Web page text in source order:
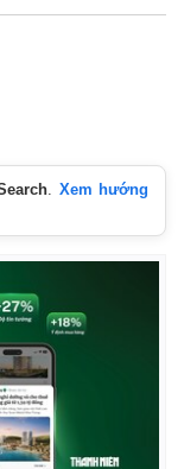
Xem hướng